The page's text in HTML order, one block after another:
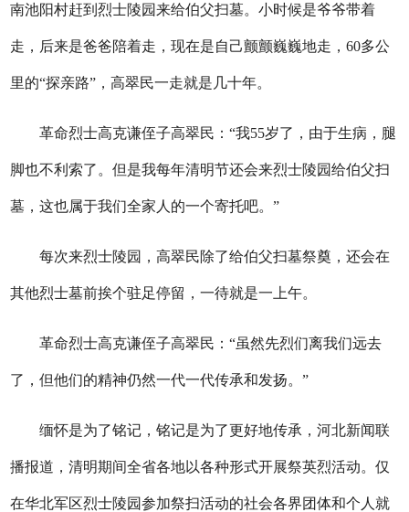
南池阳村赶到烈士陵园来给伯父扫墓。小时候是爷爷带着
走，后来是爸爸陪着走，现在是自己颤颤巍巍地走，60多公
里的“探亲路”，高翠民一走就是几十年。
革命烈士高克谦侄子高翠民：“我55岁了，由于生病，腿
脚也不利索了。但是我每年清明节还会来烈士陵园给伯父扫
墓，这也属于我们全家人的一个寄托吧。”
每次来烈士陵园，高翠民除了给伯父扫墓祭奠，还会在
其他烈士墓前挨个驻足停留，一待就是一上午。
革命烈士高克谦侄子高翠民：“虽然先烈们离我们远去
了，但他们的精神仍然一代一代传承和发扬。”
缅怀是为了铭记，铭记是为了更好地传承，河北新闻联
播报道，清明期间全省各地以各种形式开展祭英烈活动。仅
在华北军区烈士陵园参加祭扫活动的社会各界团体和个人就